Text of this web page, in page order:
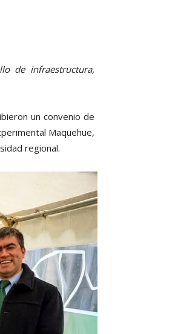
de infraestructura,
un convenio de
Maquehue,
regional.